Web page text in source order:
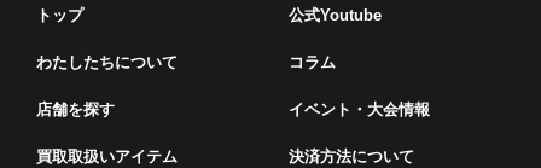
トップ
わたしたちについて
店舗を探す
買取取扱いアイテム
公式Youtube
コラム
イベント・⼤会情報
決済方法について